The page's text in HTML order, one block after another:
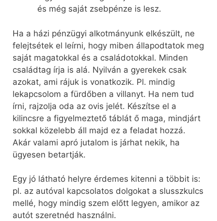
és még saját zsebpénze is lesz.
Ha a házi pénzügyi alkotmányunk elkészült, ne
felejtsétek el leírni, hogy miben állapodtatok meg
saját magatokkal és a családotokkal. Minden
családtag írja is alá. Nyilván a gyerekek csak
azokat, ami rájuk is vonatkozik. Pl. mindig
lekapcsolom a fürdőben a villanyt. Ha nem tud
írni, rajzolja oda az ovis jelét. Készítse el a
kilincsre a figyelmeztető táblát ő maga, mindjárt
sokkal közelebb áll majd ez a feladat hozzá.
Akár valami apró jutalom is járhat nekik, ha
ügyesen betartják.
Egy jó látható helyre érdemes kitenni a többit is:
pl. az autóval kapcsolatos dolgokat a slusszkulcs
mellé, hogy mindig szem előtt legyen, amikor az
autót szeretnéd használni.